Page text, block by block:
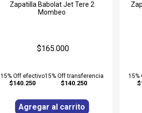
Zapatilla Babolat Jet Tere 2
Mombeo
$165.000
15% Off efectivo
$140.250
15% Off transferencia
$140.250
Agregar al carrito
15%